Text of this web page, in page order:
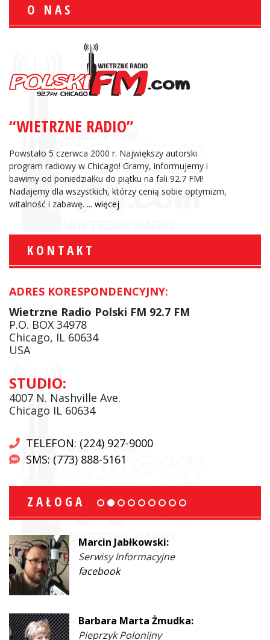
O NAS
“WIETRZNE RADIO”
Powstało 5 czerwca 2000 r. Największy autorski
program radiowy w Chicago! Gramy, informujemy i
bawimy od poniedziałku do piątku na fali 92.7 FM!
Nadajemy dla wszystkich, którzy cenią sobie optymizm,
witalność i zabawę. ... więcej
KONTAKT
ADRES KORESPONDENCYJNY:
Wietrzne Radio Polski FM 92.7 FM
P.O. BOX 34978
Chicago, IL 60634
USA
STUDIO:
4007 N. Nashville Ave.
Chicago IL 60634
TELEFON: (224) 927-9000
SMS: (773) 888-5161
ZAŁOGA
Marcin Jabłkowski:
Serwisy Informacyjne
facebook
Barbara Marta Żmudka:
Pieprzyk Polonijny